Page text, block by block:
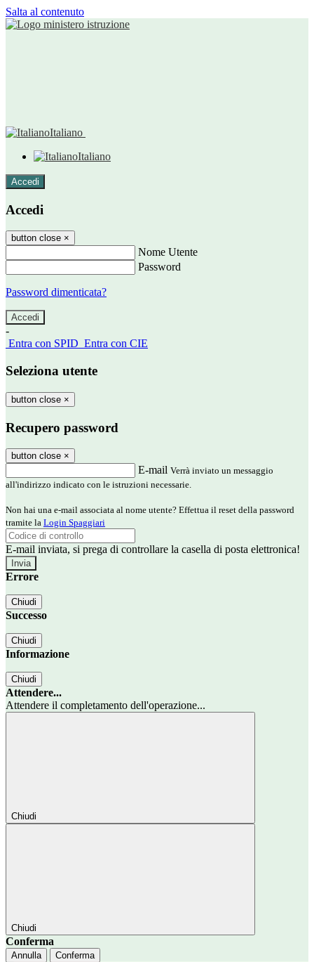
Salta al contenuto
Italiano
Italiano
Accedi
Accedi
button close ×
Nome Utente
Password
Password dimenticata?
-
Entra con SPID Entra con CIE
Seleziona utente
button close ×
Recupero password
button close ×
E-mail Verrà inviato un messaggio
all'indirizzo indicato con le istruzioni necessarie.
Non hai una e-mail associata al nome utente? Effettua il reset della password
tramite la Login Spaggiari
E-mail inviata, si prega di controllare la casella di posta elettronica!
Errore
Chiudi
Successo
Chiudi
Informazione
Chiudi
Attendere...
Attendere il completamento dell'operazione...
Chiudi
Chiudi
Conferma
Annulla Conferma